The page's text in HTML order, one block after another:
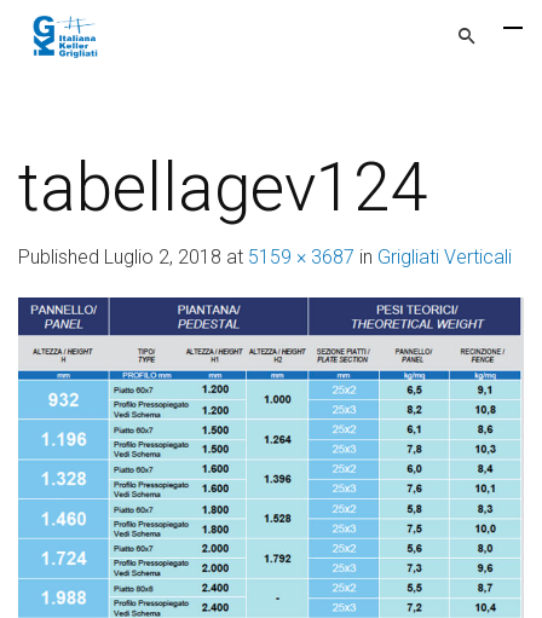
tabellagev124
Published Luglio 2, 2018 at 5159 × 3687 in Grigliati Verticali